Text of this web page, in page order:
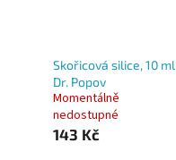
Skořicová silice, 10 ml
Dr. Popov
Momentálně
nedostupné
143 Kč